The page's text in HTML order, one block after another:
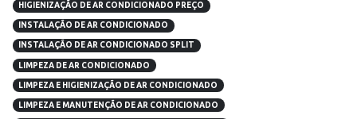
HIGIENIZAÇÃO DE AR CONDICIONADO PREÇO
INSTALAÇÃO DE AR CONDICIONADO
INSTALAÇÃO DE AR CONDICIONADO SPLIT
LIMPEZA DE AR CONDICIONADO
LIMPEZA E HIGIENIZAÇÃO DE AR CONDICIONADO
LIMPEZA E MANUTENÇÃO DE AR CONDICIONADO